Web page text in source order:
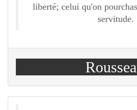
liberté; celui qu'on
servitude.